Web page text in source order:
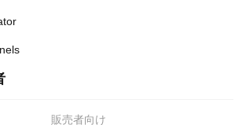
販売者向け